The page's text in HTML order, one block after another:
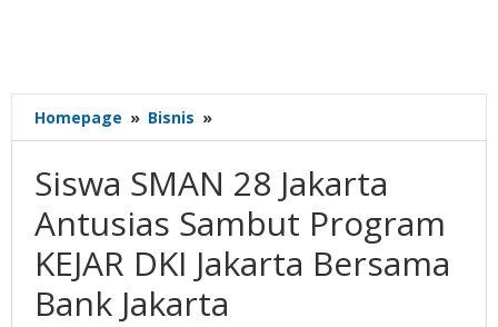
Homepage » Bisnis »
SMAN
Jakarta
Antusias
Sambut
Program
KEJAR
DKI
Siswa SMAN 28 Jakarta
Antusias Sambut Program
KEJAR DKI Jakarta Bersama
Bank Jakarta